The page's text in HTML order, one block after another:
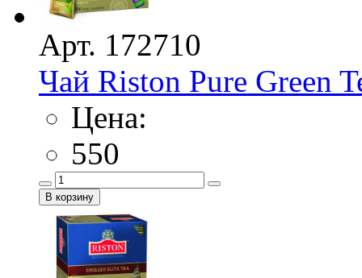
Арт. 172710
Чай Riston Pure Green
Цена:
550